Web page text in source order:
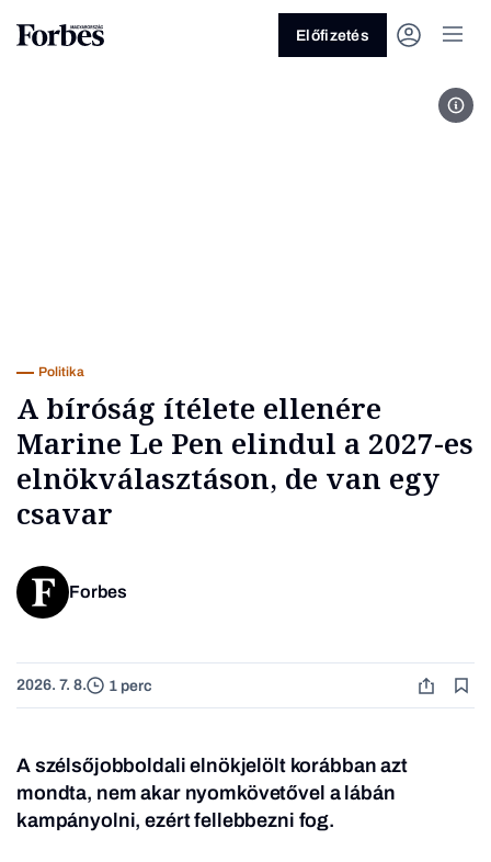
Előfizetés
Politika
A bíróság ítélete ellenére
Marine Le Pen elindul a 2027-es
elnökválasztáson, de van egy
csavar
Forbes
2026. 7. 8. 1 perc
A szélsőjobboldali elnökjelölt korábban azt
mondta, nem akar nyomkövetővel a lábán
kampányolni, ezért fellebbezni fog.